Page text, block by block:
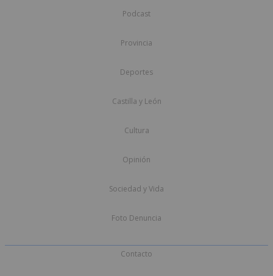
Podcast
Provincia
Deportes
Castilla y León
Cultura
Opinión
Sociedad y Vida
Foto Denuncia
Contacto